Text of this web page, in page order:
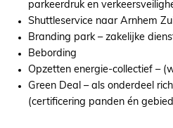
Interviews
parkeerdruk en
Shuttleservice naar Arnhem
Branding park – zakelijke
Bebording
Opzetten energie-collectief –
Green Deal – als onderdeel
(certificering panden én